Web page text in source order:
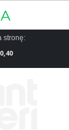
stronę: